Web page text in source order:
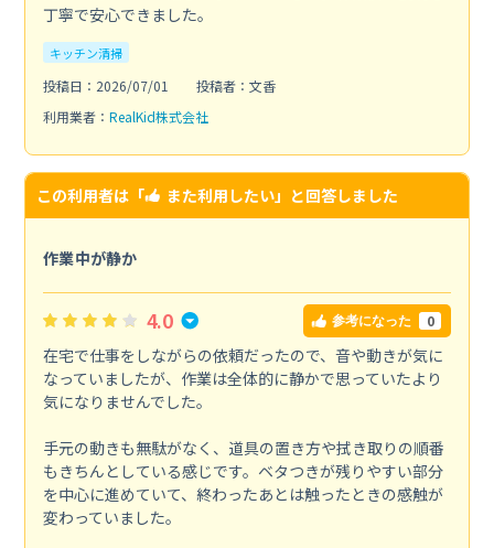
丁寧で安心できました。
キッチン清掃
投稿日：2026/07/01
投稿者：文香
利用業者： RealKid株式会社
この利用者は「 また利用したい」と回答しました
作業中が静か
4.0 参考になった 0
在宅で仕事をしながらの依頼だったので、音や動きが気に
なっていましたが、作業は全体的に静かで思っていたより
気になりませんでした。
手元の動きも無駄がなく、道具の置き方や拭き取りの順番
もきちんとしている感じです。ベタつきが残りやすい部分
を中心に進めていて、終わったあとは触ったときの感触が
変わっていました。